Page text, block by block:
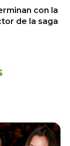
con la
de la saga